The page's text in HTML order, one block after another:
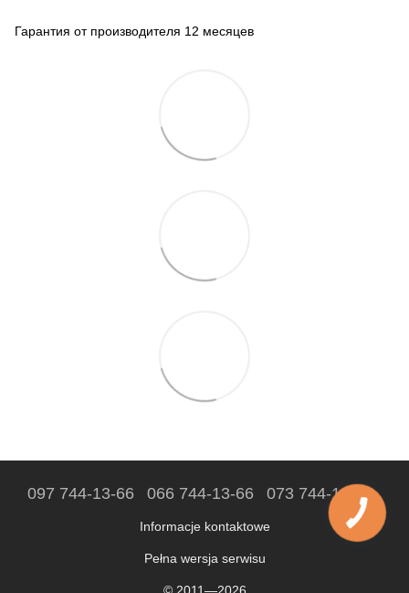
Гарантия от производителя 12 месяцев
097 744-13-66 066 744-13-66 073 744-13-66
Informacje kontaktowe
Pełna wersja serwisu
© 2011—2026